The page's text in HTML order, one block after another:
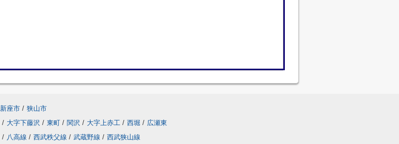
新座市 / 狭山市
/ 大字下藤沢 / 東町 / 関沢 / 大字上赤工 / 西堀 / 広瀬東
/ 八高線 / 西武秩父線 / 武蔵野線 / 西武狭山線